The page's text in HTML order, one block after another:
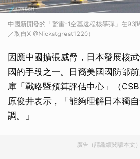
中國新開發的「驚雷-1空基遠程核導彈」在93
／取自X @Nickatgreat1220）
因應中國擴張威脅，日本發展核
國的手段之一。日裔美國國防部
庫「戰略暨預算評估中心」（
原俊井表示，「能夠理解日本獨
調。」
廣告（請繼續閱讀本文）